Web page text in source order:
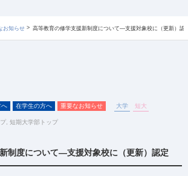
お知らせ 高等教育の修学支援新制度について―支援対象校に（更新）認
へ 在学生の方へ 重要なお知らせ 大学 短大
短期大学部トップ
制度について―支援対象校に（更新）認定